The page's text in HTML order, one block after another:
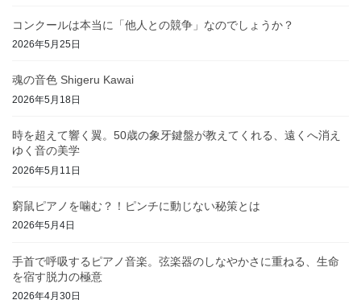
コンクールは本当に「他人との競争」なのでしょうか？
2026年5月25日
魂の音色 Shigeru Kawai
2026年5月18日
時を超えて響く翼。50歳の象牙鍵盤が教えてくれる、遠くへ消え
ゆく音の美学
2026年5月11日
窮鼠ピアノを噛む？！ピンチに動じない秘策とは
2026年5月4日
手首で呼吸するピアノ音楽。弦楽器のしなやかさに重ねる、生命
を宿す脱力の極意
2026年4月30日